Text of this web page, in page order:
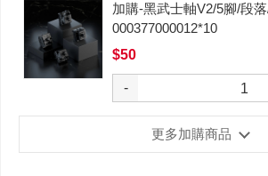
加購-黑武士軸V2/5腳/段
000377000012*10
$50
-
更多加購商品